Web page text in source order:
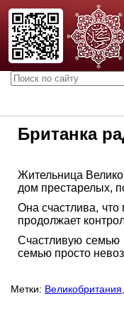
Британка
Жительница
дом престарелых,
Она счастлива,
продолжает
Счастливую семью
семью просто
Метки: Великобритания